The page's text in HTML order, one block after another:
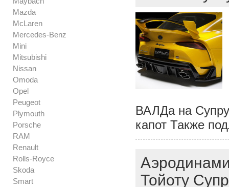
Mazda
McLaren
Mercedes-Benz
Mini
Mitsubishi
Nissan
Omoda
Opel
Peugeot
Plymouth
Porsche
RAM
Renault
Rolls-Royce
Skoda
Smart
ВАЛДа на
капот Также
Тойоту